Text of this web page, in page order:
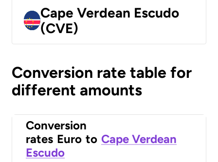
Cape Verdean Escudo
(CVE)
Conversion rate table for
different amounts
Conversion
rates Euro to Cape Verdean
Escudo